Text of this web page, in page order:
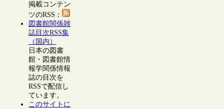
掲載コンテン
ツのRSS：
図書館関係雑
誌目次RSS集
（国内）
日本の図書
館・図書館情
報学関係情報
誌の目次を
RSSで配信し
ています。
このサイトに